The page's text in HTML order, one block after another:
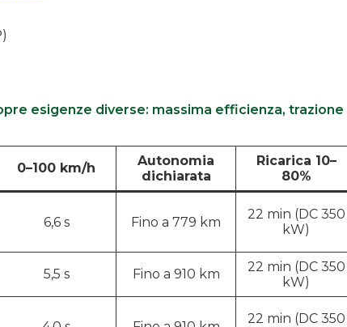
esigenze diverse: massima efficienza, trazione
0–100 km/h
Autonomia
dichiarata
Ricarica 10–
80%
6,6 s Fino a 779 km
22 min (DC 350
kW)
5,5 s Fino a 910 km
22 min (DC 350
kW)
22 min (DC 350